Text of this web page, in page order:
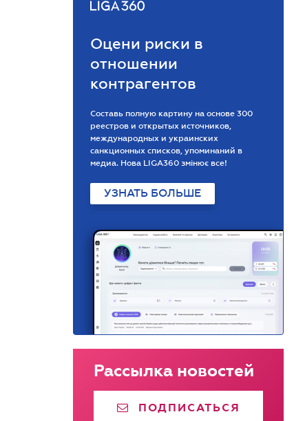
Оцени риски в
отношении
контрагентов
Составь полную картину на основе 300
реестров и открытых источников,
международных и украинских
санкционных списков, упоминаний в
медиа. Нова LIGA360 змінює все!
УЗНАТЬ БОЛЬШЕ
Рассылка новостей
ПОДПИСАТЬСЯ